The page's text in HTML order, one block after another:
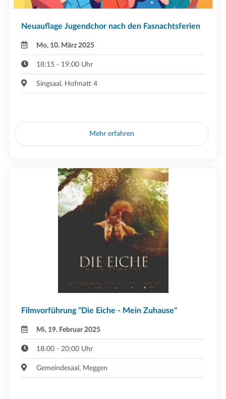
Neuauflage Jugendchor nach den Fasnachtsferien
Mo, 10. März 2025
18:15 - 19:00 Uhr
Singsaal, Hofmatt 4
Mehr erfahren
Filmvorführung "Die Eiche - Mein Zuhause"
Mi, 19. Februar 2025
18:00 - 20:00 Uhr
Gemeindesaal, Meggen